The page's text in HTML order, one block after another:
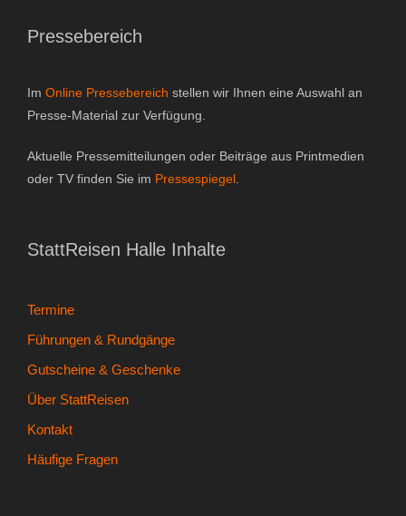
- StattReisen Verband
- Kontakt
- Häufige Fragen
Tel. 0345 13530800
Pressebereich
Im Online Pressebereich stellen wir Ihnen eine Auswahl an
Presse-Material zur Verfügung.
Aktuelle Pressemitteilungen oder Beiträge aus Printmedien
oder TV finden Sie im Pressespiegel
StattReisen Halle Inhalte
Termine
Führungen & Rundgänge
Gutscheine & Geschenke
Über StattReisen
Kontakt
Häufige Fragen